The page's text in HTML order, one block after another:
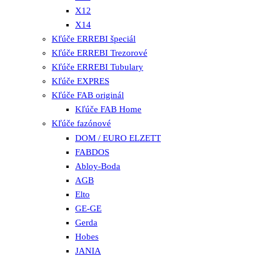
X12
X14
Kľúče ERREBI špeciál
Kľúče ERREBI Trezorové
Kľúče ERREBI Tubulary
Kľúče EXPRES
Kľúče FAB originál
Kľúče FAB Home
Kľúče fazónové
DOM / EURO ELZETT
FABDOS
Abloy-Boda
AGB
Elto
GE-GE
Gerda
Hobes
JANIA